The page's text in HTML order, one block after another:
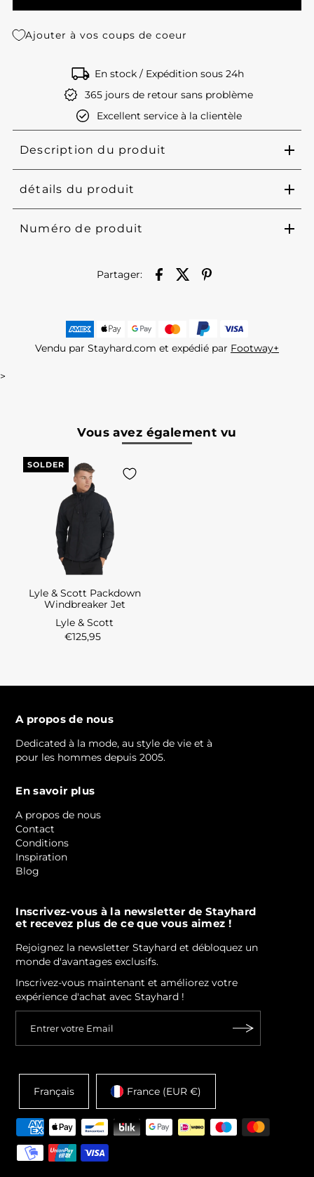
Ajouter à vos coups de coeur
En stock / Expédition sous 24h
365 jours de retour sans problème
Excellent service à la clientèle
Description du produit
détails du produit
Numéro de produit
Partager:
Vendu par Stayhard.com et expédié par Footway+
>
Vous avez également vu
SOLDER
Lyle & Scott Packdown
Windbreaker Jet
Lyle & Scott
€125,95
A propos de nous
Dedicated à la mode, au style de vie et à
pour les hommes depuis 2005.
En savoir plus
A propos de nous
Contact
Conditions
Inspiration
Blog
Inscrivez-vous à la newsletter de Stayhard
et recevez plus de ce que vous aimez !
Rejoignez la newsletter Stayhard et débloquez un
monde d'avantages exclusifs.
Inscrivez-vous maintenant et améliorez votre
expérience d'achat avec Stayhard !
Français France (EUR €)